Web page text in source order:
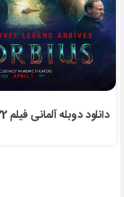
دانلود دوبله آلمانی فیلم Morbius 2022